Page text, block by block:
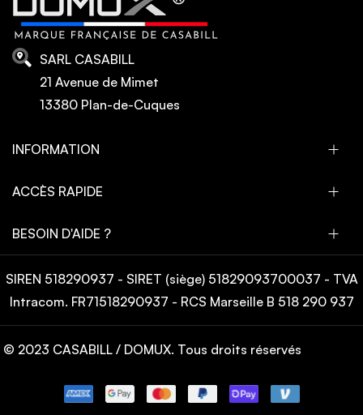
SARL CASABILL
21 Avenue de Mimet
13380 Plan-de-Cuques
INFORMATION
ACCÈS RAPIDE
BESOIN D'AIDE ?
SIREN 518290937 - SIRET (siège) 51829093700037 - TVA
Intracom. FR71518290937 - RCS Marseille B 518 290 937
© 2023 CASABILL / DOMUX. Tous droits réservés